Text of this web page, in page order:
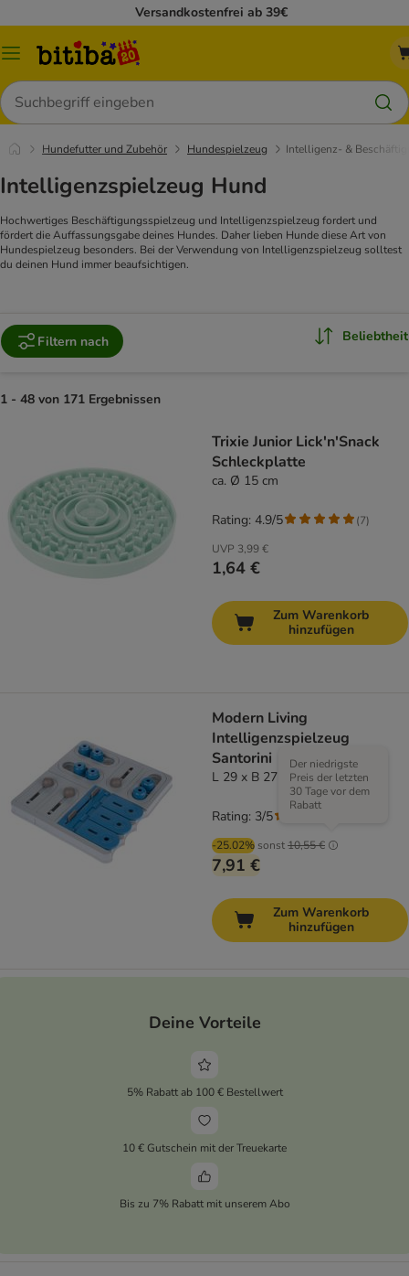
Versandkostenfrei ab 39€
Menü
Suchen
Hundefutter und Zubehör Hundespielzeug Intelligenz- &
Intelligenzspielzeug Hund
Hochwertiges Beschäftigungsspielzeug und Intelligenzspielzeug fordert und
fördert die Auffassungsgabe deines Hundes. Daher lieben Hunde diese Art von
Hundespielzeug besonders. Bei der Verwendung von Intelligenzspielzeug solltest
du deinen Hund immer beaufsichtigen.
Filtern nach Beliebtheit
1 - 48 von 171 Ergebnissen
Trixie Junior Lick'n'Snack
Schleckplatte
ca. Ø 15 cm
UVP 3,99 €
1,64 €
Rating: 4.9/5 (7)
Zum Warenkorb
hinzufügen
Modern Living
Intelligenzspielzeug
Santorini
L 29 x B 27 x H 5 cm
-25.02% sonst10,55 €
Der niedrigste
Preis der letzten
30 Tage vor dem
Rabatt
7,91 €
Rating: 3/5
Zum Warenkorb
hinzufügen
Deine Vorteile
5% Rabatt ab 100 € Bestellwert
10 € Gutschein mit der Treuekarte
Bis zu 7% Rabatt mit unserem Abo